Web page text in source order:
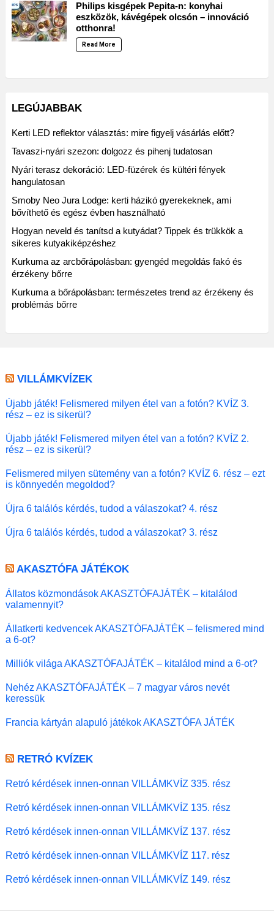
Philips kisgépek Pepita-n: konyhai
eszközök, kávégépek olcsón – innováció
otthonra!
Read More
LEGÚJABBAK
Kerti LED reflektor választás: mire figyelj vásárlás előtt?
Tavaszi-nyári szezon: dolgozz és pihenj tudatosan
Nyári terasz dekoráció: LED-füzérek és kültéri fények
hangulatosan
Smoby Neo Jura Lodge: kerti házikó gyerekeknek, ami
bővíthető és egész évben használható
Hogyan neveld és tanítsd a kutyádat? Tippek és trükkök a
sikeres kutyakiképzéshez
Kurkuma az arcbőrápolásban: gyengéd megoldás fakó és
érzékeny bőrre
Kurkuma a bőrápolásban: természetes trend az érzékeny és
problémás bőrre
VILLÁMKVÍZEK
Újabb játék! Felismered milyen étel van a fotón? KVÍZ 3.
rész – ez is sikerül?
Újabb játék! Felismered milyen étel van a fotón? KVÍZ 2.
rész – ez is sikerül?
Felismered milyen sütemény van a fotón? KVÍZ 6. rész – ezt
is könnyedén megoldod?
Újra 6 találós kérdés, tudod a válaszokat? 4. rész
Újra 6 találós kérdés, tudod a válaszokat? 3. rész
AKASZTÓFA JÁTÉKOK
Állatos közmondások AKASZTÓFAJÁTÉK – kitalálod
valamennyit?
Állatkerti kedvencek AKASZTÓFAJÁTÉK – felismered mind
a 6-ot?
Milliók világa AKASZTÓFAJÁTÉK – kitalálod mind a 6-ot?
Nehéz AKASZTÓFAJÁTÉK – 7 magyar város nevét
keressük
Francia kártyán alapuló játékok AKASZTÓFA JÁTÉK
RETRÓ KVÍZEK
Retró kérdések innen-onnan VILLÁMKVÍZ 335. rész
Retró kérdések innen-onnan VILLÁMKVÍZ 135. rész
Retró kérdések innen-onnan VILLÁMKVÍZ 137. rész
Retró kérdések innen-onnan VILLÁMKVÍZ 117. rész
Retró kérdések innen-onnan VILLÁMKVÍZ 149. rész